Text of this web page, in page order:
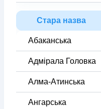
Стара назва
Абаканська
Адмірала Головка
Алма-Атинська
Ангарська